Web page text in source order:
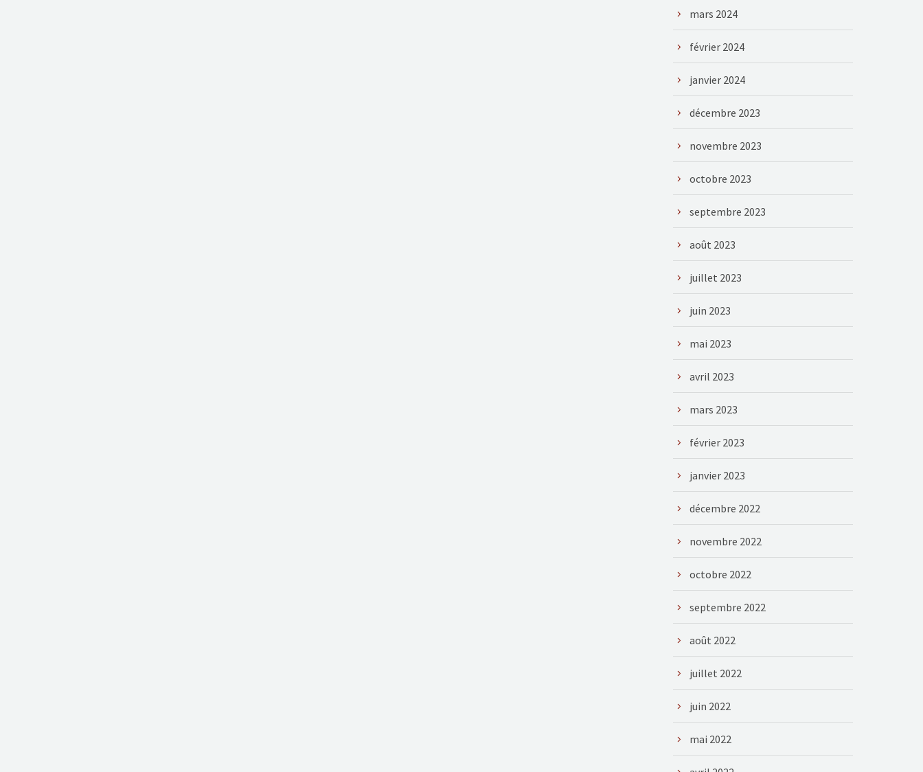
mars 2024
février 2024
janvier 2024
décembre 2023
novembre 2023
octobre 2023
septembre 2023
août 2023
juillet 2023
juin 2023
mai 2023
avril 2023
mars 2023
février 2023
janvier 2023
décembre 2022
novembre 2022
octobre 2022
septembre 2022
août 2022
juillet 2022
juin 2022
mai 2022